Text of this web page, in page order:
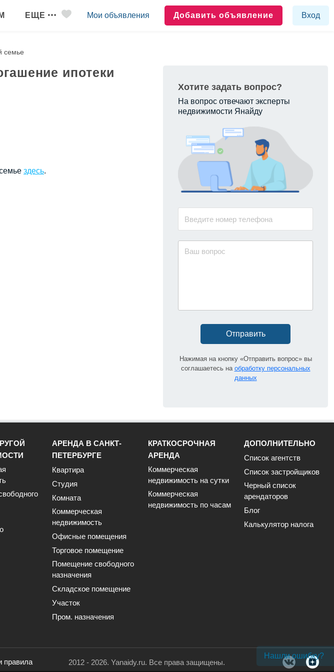
ЕЩЕ Мои объявления Добавить объявление Вход
семье
Хотите задать вопрос?
На вопрос отвечают эксперты
недвижимости Янайду
Отправить
Нажимая на кнопку «Отправить вопрос» вы
соглашаетесь на обработку персональных
данных
ипотеки
здесь.
Нашли ошибку?
АРЕНДА В САНКТ-
ПЕТЕРБУРГЕ
Квартира
Студия
Комната
Коммерческая
недвижимость
Офисные помещения
Торговое помещение
Помещение свободного
назначения
Складское помещение
Участок
Пром. назначения
КРАТКОСРОЧНАЯ
АРЕНДА
Коммерческая
недвижимость на сутки
Коммерческая
недвижимость по часам
ДОПОЛНИТЕЛЬНО
Список агентств
Список застройщиков
Черный список
арендаторов
Блог
Калькулятор налога
правила 2012 - 2026. Yanaidy.ru. Все права защищены.